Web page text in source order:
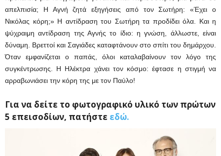
απελπισία; Η Αγνή ζητά εξηγήσεις από τον Σωτήρη: «Έχει ο
Νικόλας κόρη;» Η αντίδραση του Σωτήρη τα προδίδει όλα. Και η
ψύχραιμη αντίδραση της Αγνής το ίδιο: η γνώση, άλλωστε, είναι
δύναμη. Βρεττοί και Σαγιάδες καταφτάνουν στο σπίτι του δημάρχου.
Όταν εμφανίζεται ο παπάς, όλοι καταλαβαίνουν τον λόγο της
συγκέντρωσης. Η Ηλέκτρα χάνει τον κόσμο: έφτασε η στιγμή να
αρραβωνιάσει την κόρη της με τον Παύλο!
Για να δείτε το φωτογραφικό υλικό των πρώτων
5 επεισοδίων, πατήστε εδώ.